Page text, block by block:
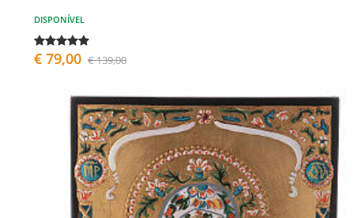
DISPONÍVEL
€ 79,00 € 139,00